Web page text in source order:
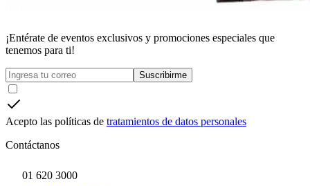
¡Entérate de eventos exclusivos y promociones especiales que
tenemos para ti!
Suscribirme
Acepto las políticas de tratamientos de datos personales
Contáctanos
01 620 3000